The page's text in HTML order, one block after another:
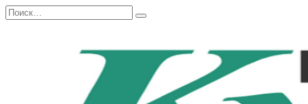
Перейти
к
Search
for: